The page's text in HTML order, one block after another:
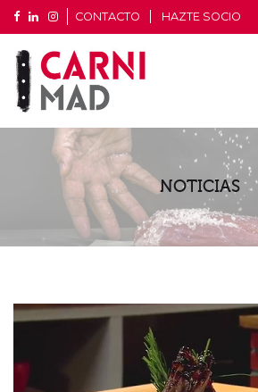
CONTACTO HAZTE SOCIO
NOTICIAS